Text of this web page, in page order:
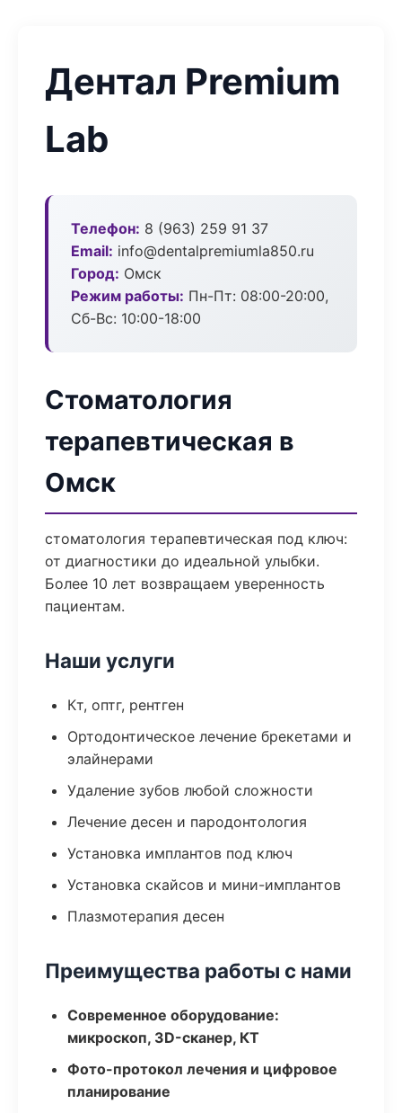
Дентал Premium
Lab
Телефон: 8 (963) 259 91 37
Email: info@dentalpremiumla850.ru
Город: Омск
Режим работы: Пн-Пт: 08:00-20:00,
Сб-Вс: 10:00-18:00
Стоматология
терапевтическая в
Омск
стоматология терапевтическая под ключ:
от диагностики до идеальной улыбки.
Более 10 лет возвращаем уверенность
пациентам.
Наши услуги
Кт, оптг, рентген
Ортодонтическое лечение брекетами и
элайнерами
Удаление зубов любой сложности
Лечение десен и пародонтология
Установка имплантов под ключ
Установка скайсов и мини-имплантов
Плазмотерапия десен
Преимущества работы с нами
Современное оборудование:
микроскоп, 3D-сканер, КТ
Фото-протокол лечения и цифровое
планирование